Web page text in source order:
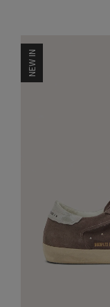
NEW IN